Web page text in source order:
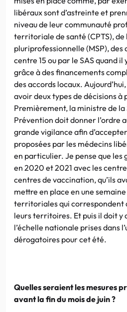
libéraux sont d’astreinte et
niveau de leur communauté
territoriale de santé (CPTS), de
pluriprofessionnelle (MSP), des
centre 15 ou par le SAS quand
grâce à des financements
des accords locaux.
avoir deux types de décisions à
Premièrement, la ministre de la
Prévention doit donner l’ordre
grande vigilance afin
proposées par les médecins
en particulier. Je pense que les
en 2020 et 2021 avec les
centres de vaccination, qu’ils
mettre en place en une
territoriales qui correspondent
leurs territoires. Et puis il doit y
l’échelle nationale prises dans
dérogatoires pour cet été.
Quelles seraient les mesures
avant la fin du mois de juin ?